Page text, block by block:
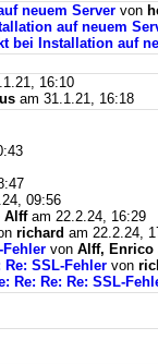
neuem Server von
auf neuem
bei Installation auf
16:10
am 31.1.21, 16:18
09:56
Alffam 22.2.24, 16:29
richard am 22.2.24,
Fehler von Alff, Enrico
Re: SSL-Fehler von
Re: Re: Re: SSL-